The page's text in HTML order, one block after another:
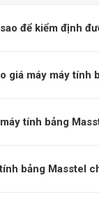
thương hiệu
để kiểm định
giá máy máy tính
tính bảng
bảng Masstel